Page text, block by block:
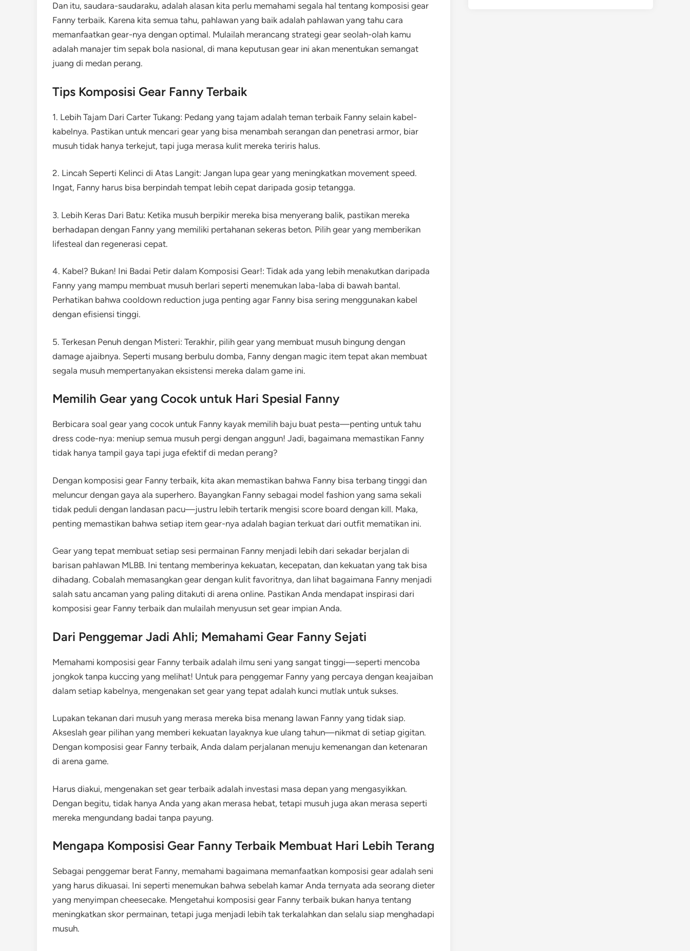
Dan itu, saudara-saudaraku, adalah alasan kita perlu memahami segala hal tentang komposisi gear
Fanny terbaik. Karena kita semua tahu, pahlawan yang baik adalah pahlawan yang tahu cara
memanfaatkan gear-nya dengan optimal. Mulailah merancang strategi gear seolah-olah kamu
adalah manajer tim sepak bola nasional, di mana keputusan gear ini akan menentukan semangat
juang di medan perang.
Tips Komposisi Gear Fanny Terbaik
1. Lebih Tajam Dari Carter Tukang: Pedang yang tajam adalah teman terbaik Fanny selain kabel-
kabelnya. Pastikan untuk mencari gear yang bisa menambah serangan dan penetrasi armor, biar
musuh tidak hanya terkejut, tapi juga merasa kulit mereka teriris halus.
2. Lincah Seperti Kelinci di Atas Langit: Jangan lupa gear yang meningkatkan movement speed.
Ingat, Fanny harus bisa berpindah tempat lebih cepat daripada gosip tetangga.
3. Lebih Keras Dari Batu: Ketika musuh berpikir mereka bisa menyerang balik, pastikan mereka
berhadapan dengan Fanny yang memiliki pertahanan sekeras beton. Pilih gear yang memberikan
lifesteal dan regenerasi cepat.
4. Kabel? Bukan! Ini Badai Petir dalam Komposisi Gear!: Tidak ada yang lebih menakutkan daripada
Fanny yang mampu membuat musuh berlari seperti menemukan laba-laba di bawah bantal.
Perhatikan bahwa cooldown reduction juga penting agar Fanny bisa sering menggunakan kabel
dengan efisiensi tinggi.
5. Terkesan Penuh dengan Misteri: Terakhir, pilih gear yang membuat musuh bingung dengan
damage ajaibnya. Seperti musang berbulu domba, Fanny dengan magic item tepat akan membuat
segala musuh mempertanyakan eksistensi mereka dalam game ini.
Memilih Gear yang Cocok untuk Hari Spesial Fanny
Berbicara soal gear yang cocok untuk Fanny kayak memilih baju buat pesta—penting untuk tahu
dress code-nya: meniup semua musuh pergi dengan anggun! Jadi, bagaimana memastikan Fanny
tidak hanya tampil gaya tapi juga efektif di medan perang?
Dengan komposisi gear Fanny terbaik, kita akan memastikan bahwa Fanny bisa terbang tinggi dan
meluncur dengan gaya ala superhero. Bayangkan Fanny sebagai model fashion yang sama sekali
tidak peduli dengan landasan pacu—justru lebih tertarik mengisi score board dengan kill. Maka,
penting memastikan bahwa setiap item gear-nya adalah bagian terkuat dari outfit mematikan ini.
Gear yang tepat membuat setiap sesi permainan Fanny menjadi lebih dari sekadar berjalan di
barisan pahlawan MLBB. Ini tentang memberinya kekuatan, kecepatan, dan kekuatan yang tak bisa
dihadang. Cobalah memasangkan gear dengan kulit favoritnya, dan lihat bagaimana Fanny menjadi
salah satu ancaman yang paling ditakuti di arena online. Pastikan Anda mendapat inspirasi dari
komposisi gear Fanny terbaik dan mulailah menyusun set gear impian Anda.
Dari Penggemar Jadi Ahli; Memahami Gear Fanny Sejati
Memahami komposisi gear Fanny terbaik adalah ilmu seni yang sangat tinggi—seperti mencoba
jongkok tanpa kuccing yang melihat! Untuk para penggemar Fanny yang percaya dengan keajaiban
dalam setiap kabelnya, mengenakan set gear yang tepat adalah kunci mutlak untuk sukses.
Lupakan tekanan dari musuh yang merasa mereka bisa menang lawan Fanny yang tidak siap.
Akseslah gear pilihan yang memberi kekuatan layaknya kue ulang tahun—nikmat di setiap gigitan.
Dengan komposisi gear Fanny terbaik, Anda dalam perjalanan menuju kemenangan dan ketenaran
di arena game.
Harus diakui, mengenakan set gear terbaik adalah investasi masa depan yang mengasyikkan.
Dengan begitu, tidak hanya Anda yang akan merasa hebat, tetapi musuh juga akan merasa seperti
mereka mengundang badai tanpa payung.
Mengapa Komposisi Gear Fanny Terbaik Membuat Hari Lebih Terang
Sebagai penggemar berat Fanny, memahami bagaimana memanfaatkan komposisi gear adalah seni
yang harus dikuasai. Ini seperti menemukan bahwa sebelah kamar Anda ternyata ada seorang dieter
yang menyimpan cheesecake. Mengetahui komposisi gear Fanny terbaik bukan hanya tentang
meningkatkan skor permainan, tetapi juga menjadi lebih tak terkalahkan dan selalu siap menghadapi
musuh.